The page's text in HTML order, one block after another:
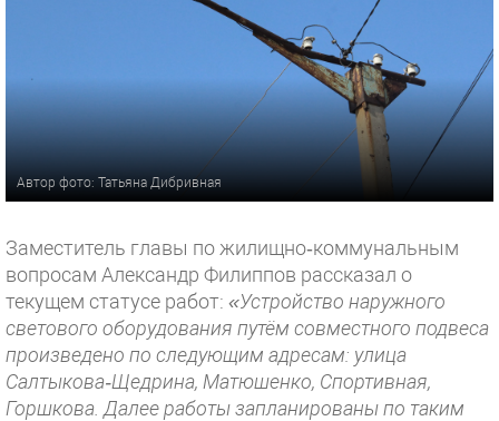
Автор фото: Татьяна Дибривная
Заместитель главы по жилищно‑коммунальным
вопросам Александр Филиппов рассказал о
текущем статусе работ: «Устройство наружного
светового оборудования путём совместного подвеса
произведено по следующим адресам: улица
Салтыкова‑Щедрина, Матюшенко, Спортивная,
Горшкова. Далее работы запланированы по таким